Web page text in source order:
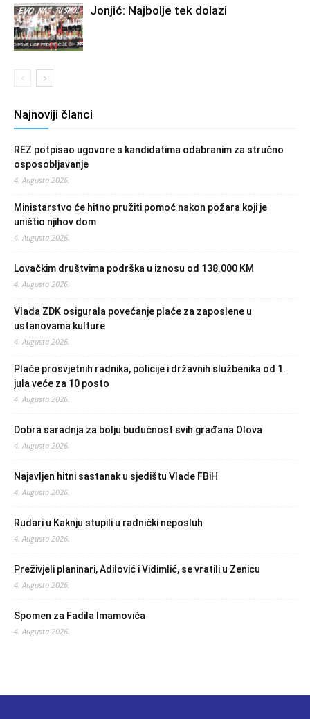
Jonjić: Najbolje tek dolazi
Najnoviji članci
REZ potpisao ugovore s kandidatima odabranim za stručno
osposobljavanje
4. Augusta 2026.
Ministarstvo će hitno pružiti pomoć nakon požara koji je
uništio njihov dom
4. Augusta 2026.
Lovačkim društvima podrška u iznosu od 138.000 KM
4. Augusta 2026.
Vlada ZDK osigurala povećanje plaće za zaposlene u
ustanovama kulture
4. Augusta 2026.
Plaće prosvjetnih radnika, policije i državnih službenika od 1.
jula veće za 10 posto
4. Augusta 2026.
Dobra saradnja za bolju budućnost svih građana Olova
4. Augusta 2026.
Najavljen hitni sastanak u sjedištu Vlade FBiH
4. Augusta 2026.
Rudari u Kaknju stupili u radnički neposluh
4. Augusta 2026.
Preživjeli planinari, Adilović i Vidimlić, se vratili u Zenicu
4. Augusta 2026.
Spomen za Fadila Imamovića
4. Augusta 2026.